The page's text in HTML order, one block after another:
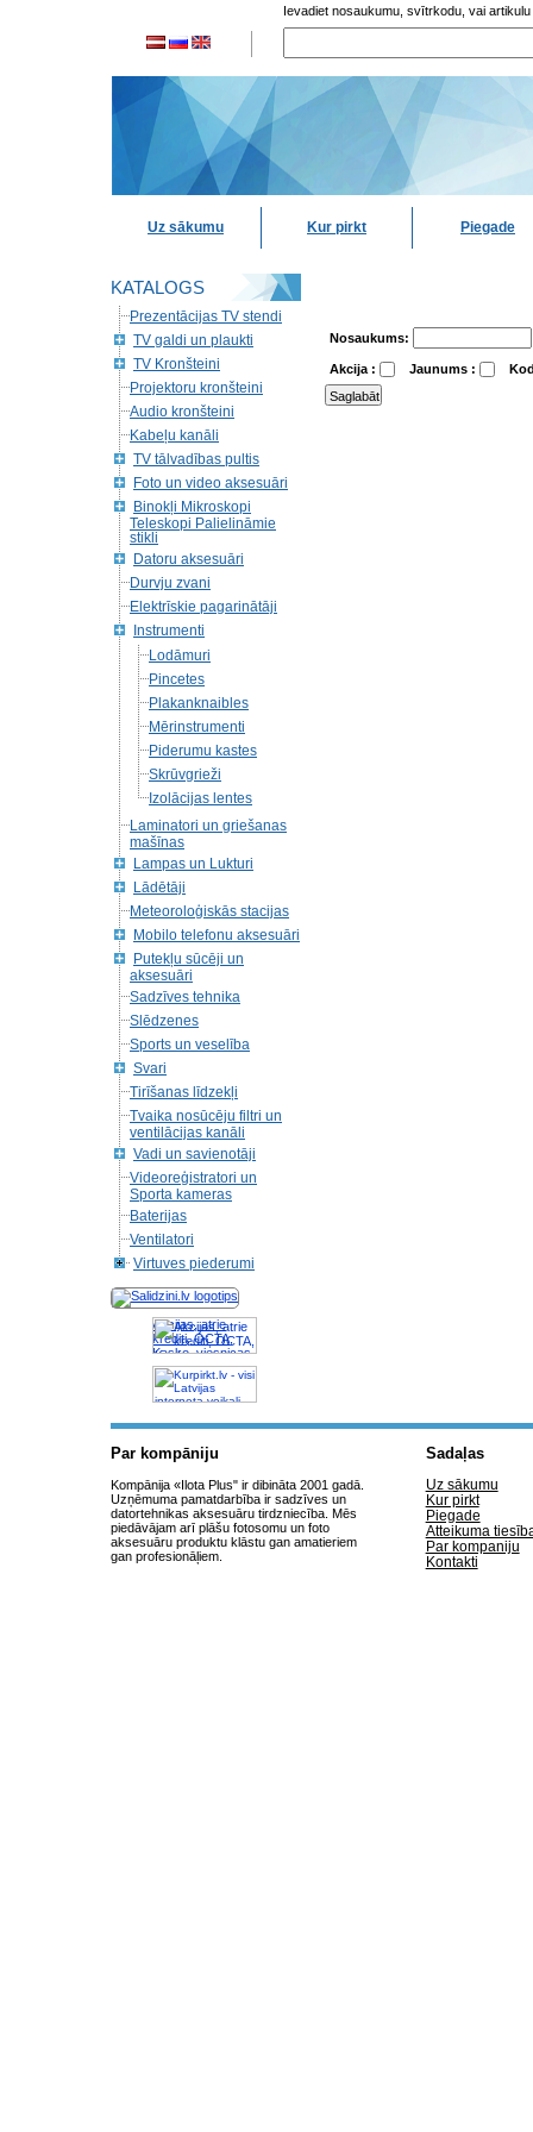
Ievadiet nosaukumu, svītrkodu, vai artikulu
Uz sākumu Kur pirkt Piegade
KATALOGS
Prezentācijas TV stendi
TV galdi un plaukti
TV Kronšteini
Projektoru kronšteini
Audio kronšteini
Kabeļu kanāli
TV tālvadības pultis
Foto un video aksesuāri
Binokļi Mikroskopi
Teleskopi Palielināmie
stikli
Datoru aksesuāri
Durvju zvani
Elektrīskie pagarinātāji
Instrumenti
Lodāmuri
Pincetes
Plakanknaibles
Mērinstrumenti
Piderumu kastes
Skrūvgrieži
Izolācijas lentes
Laminatori un griešanas
mašīnas
Lampas un Lukturi
Lādētāji
Meteoroloģiskās stacijas
Mobilo telefonu aksesuāri
Putekļu sūcēji un
aksesuāri
Sadzīves tehnika
Slēdzenes
Sports un veselība
Svari
Tirīšanas līdzekļi
Tvaika nosūcēju filtri un
ventilācijas kanāli
Vadi un savienotāji
Videoreģistratori un
Sporta kameras
Baterijas
Ventilatori
Virtuves piederumi
Akcijas, atrie
krediti, OCTA,
Kasko, viesnicas,
letas aviobiletes,
taksi, interneta
veikali
Nosaukums:
Akcija : Jaunums :
Par kompāniju
Kompānija «Ilota Plus" ir dibināta 2001 gadā.
Uzņēmuma pamatdarbība ir sadzīves un
datortehnikas aksesuāru tirdzniecība. Mēs
piedāvājam arī plāšu fotosomu un foto
aksesuāru produktu klāstu gan amatieriem
gan profesionāļiem.
Sadaļas
Uz sākumu
Kur pirkt
Piegade
Atteikuma
Par kompaniju
Kontakti